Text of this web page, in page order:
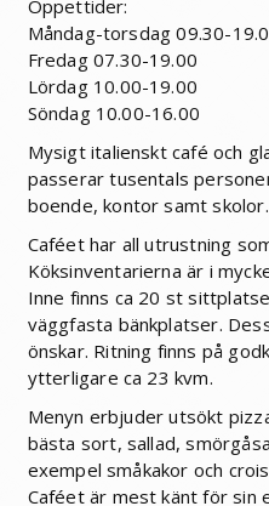
Öppettider:
Måndag-torsdag 09.30-
Fredag 07.30-19.00
Lördag 10.00-19.00
Söndag 10.00-16.00
Mysigt italienskt café och
passerar tusentals
boende, kontor samt skolor.
Caféet har all utrustning
Köksinventarierna är i
Inne finns ca 20 st
väggfasta bänkplatser.
önskar. Ritning finns på
ytterligare ca 23 kvm.
Menyn erbjuder utsökt
bästa sort, sallad,
exempel småkakor och
Caféet är mest känt för sin